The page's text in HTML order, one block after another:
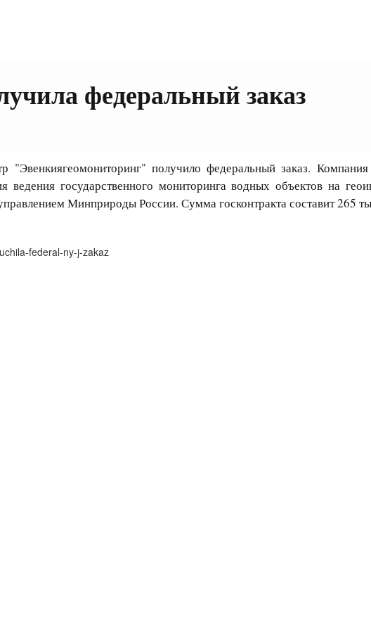
федеральный заказ
получило федеральный заказ.
государственного мониторинга водных объектов на
Минприроды России. Сумма госконтракта составит 265
federal-ny-j-zakaz